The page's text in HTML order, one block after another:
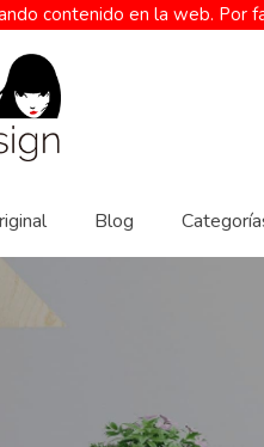
contenido en la web. Por
Blog